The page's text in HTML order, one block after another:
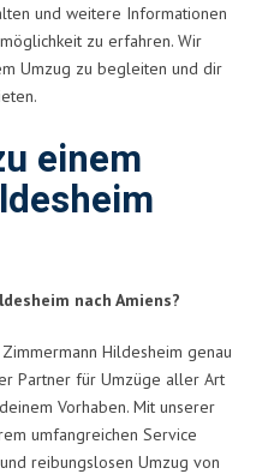
und weitere Informationen
zu erfahren. Wir
Umzug zu begleiten und dir
einem
nach Amiens?
Hildesheim genau
Partner für Umzüge aller Art
Vorhaben. Mit unserer
umfangreichen Service
reibungslosen Umzug von